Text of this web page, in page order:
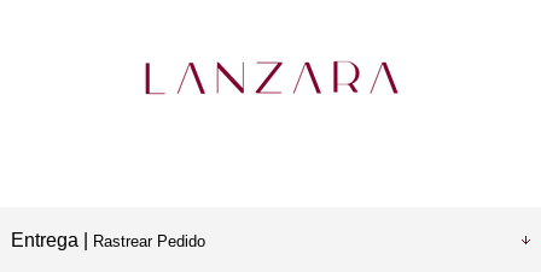
Entrega | Rastrear Pedido